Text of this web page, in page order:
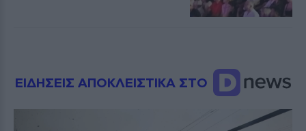
ΕΙΔΗΣΕΙΣ ΑΠΟΚΛΕΙΣΤΙΚΑ ΣΤΟ